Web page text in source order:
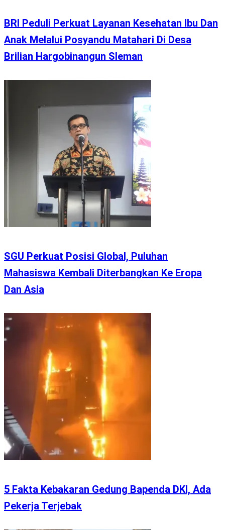
BRI Peduli Perkuat Layanan Kesehatan Ibu Dan
Anak Melalui Posyandu Matahari Di Desa
Brilian Hargobinangun Sleman
SGU Perkuat Posisi Global, Puluhan
Mahasiswa Kembali Diterbangkan Ke Eropa
Dan Asia
5 Fakta Kebakaran Gedung Bapenda DKI, Ada
Pekerja Terjebak